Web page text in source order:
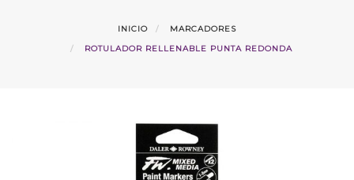
INICIO
MARCADORES
ROTULADOR RELLENABLE PUNTA REDONDA